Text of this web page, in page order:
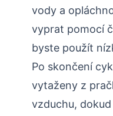
vody a
vyprat pomocí
byste použít
Po skončení
vytaženy z
vzduchu,